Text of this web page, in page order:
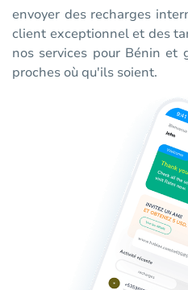
envoyer des recharges
client exceptionnel et des
nos services pour Bénin et
proches où qu'ils soient.